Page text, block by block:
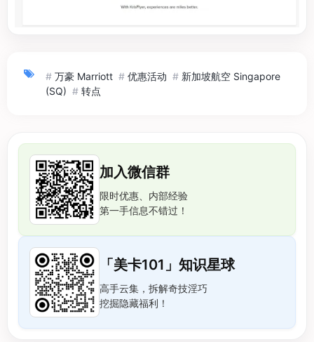
# 万豪 Marriott # 优惠活动 # 新加坡航空 Singapore
(SQ) # 转点
加入微信群
限时优惠、内部经验
第一手信息不错过！
「美卡101」知识星球
高手云集，拆解奇技淫巧
挖掘隐藏福利！